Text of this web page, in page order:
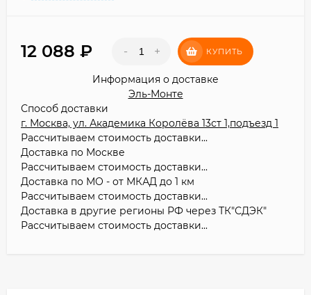
12 088 - + КУПИТЬ
Информация о доставке
Эль-Монте
Способ доставки
г. Москва, ул. Академика Королёва 13ст 1,подъезд 1
Рассчитываем стоимость доставки...
Доставка по Москве
Рассчитываем стоимость доставки...
Доставка по МО - от МКАД до 1 км
Рассчитываем стоимость доставки...
Доставка в другие регионы РФ через ТК"СДЭК"
Рассчитываем стоимость доставки...